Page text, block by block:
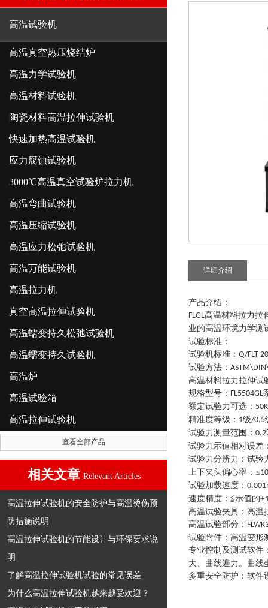
高温试验机
高温真空热压烧结炉
高温力学试验机
高温材料试验机
陶瓷材料高温拉伸试验机
快速加热高温试验机
应力腐蚀试验机
3000℃高温真空试验炉拉力机
高温弯曲试验机
高温压缩试验机
高温应力松弛试验机
高温万能试验机
高温拉力机
真空高温拉伸试验机
高温蠕变持久松弛试验机
高温蠕变持久试验机
高温炉
高温试验箱
高温拉伸试验机
查看全部产品
相关文章 Relevant Articles
高温拉伸试验机的安全防护与高温烫伤预
防措施说明
高温拉伸试验机的节能设计与环保要求说
明
了解高温拉伸试验机试验的常见误差
为什么高温拉伸试验机越来越受欢迎？
详细介绍
产品介绍 ：
FLGL高温材料拉力拉
业的高温环境力学测
试验标准：
试验机标准 ： Q/FLT-
试验方法 ：
高温材料拉力拉伸试
规格型号 ： FL5504GL
额定试验力可选 ：
精准度等级 ： 1级/0.5
试验力测量范围 ：
试验力示值相对误差
试验力分辨力 ： 试验
上下夹头偏心率 ： ≤10
试验加载速度 ：
速度精度 ： ≦示值的±
高温试验夹具 ： 高温
高温试验部分 ：
试验附件 ： 高温变形
专业控制及测试软件
大、曲线遍力。曲线
多重安全防护 ： 软件